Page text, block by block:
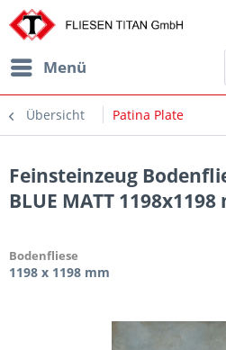
Menü
Übersicht Patina Plate
Feinsteinzeug
BLUE MATT 1198x1198
Bodenfliese
1198 x 1198 mm